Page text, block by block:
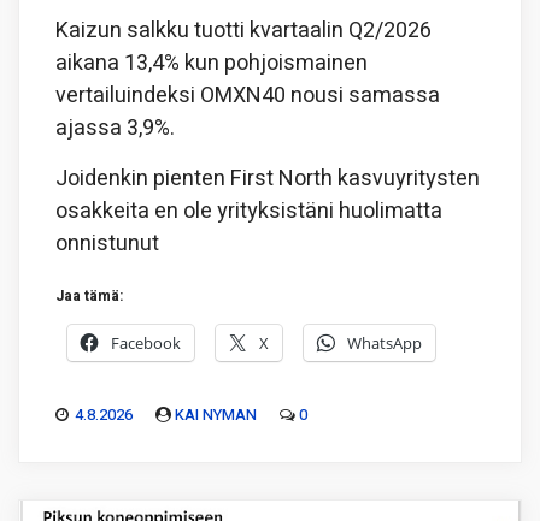
Kaizun salkku tuotti kvartaalin Q2/2026
aikana 13,4% kun pohjoismainen
vertailuindeksi OMXN40 nousi samassa
ajassa 3,9%.
Joidenkin pienten First North kasvuyritysten
osakkeita en ole yrityksistäni huolimatta
onnistunut
Jaa tämä:
Facebook X WhatsApp
4.8.2026 KAI NYMAN 0